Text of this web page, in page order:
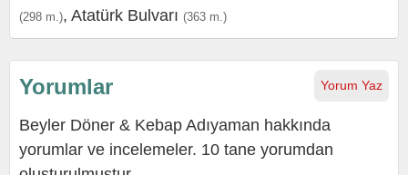
(298 m.), Atatürk Bulvarı (363 m.)
Yorum Yaz
Yorumlar
Beyler Döner & Kebap Adıyaman hakkında
yorumlar ve incelemeler. 10 tane yorumdan